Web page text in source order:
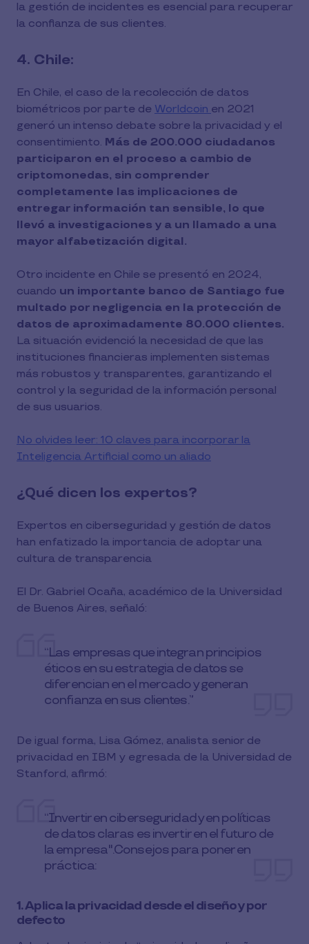
la gestión de incidentes es esencial para recuperar
la confianza de sus clientes.
4. Chile:
En Chile, el caso de la recolección de datos
biométricos por parte de Worldcoin en 2021
generó un intenso debate sobre la privacidad y el
consentimiento. Más de 200.000 ciudadanos
participaron en el proceso a cambio de
criptomonedas, sin comprender
completamente las implicaciones de
entregar información tan sensible, lo que
llevó a investigaciones y a un llamado a una
mayor alfabetización digital.
Otro incidente en Chile se presentó en 2024,
cuando un importante banco de Santiago fue
multado por negligencia en la protección de
datos de aproximadamente 80.000 clientes.
La situación evidenció la necesidad de que las
instituciones financieras implementen sistemas
más robustos y transparentes, garantizando el
control y la seguridad de la información personal
de sus usuarios.
No olvides leer: 10 claves para incorporar la
Inteligencia Artificial como un aliado
¿Qué dicen los expertos?
Expertos en ciberseguridad y gestión de datos
han enfatizado la importancia de adoptar una
cultura de transparencia
El Dr. Gabriel Ocaña, académico de la Universidad
de Buenos Aires, señaló:
“Las empresas que integran principios
éticos en su estrategia de datos se
diferencian en el mercado y generan
confianza en sus clientes.”
De igual forma, Lisa Gómez, analista senior de
privacidad en IBM y egresada de la Universidad de
Stanford, afirmó:
“Invertir en ciberseguridad y en políticas
de datos claras es invertir en el futuro de
la empresa".Consejos para poner en
práctica:
1. Aplica la privacidad desde el diseño y por
defecto